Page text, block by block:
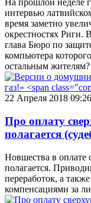
На прошлой неделе
интервью
время заметно
окрестностях Риги.
глава Бюро по
компьютера
остальным жителям?
22 Апреля 2018 09:26
Про оплату
полагается
Новшества в оплате
полагается.
переработок, а
компенсациями за